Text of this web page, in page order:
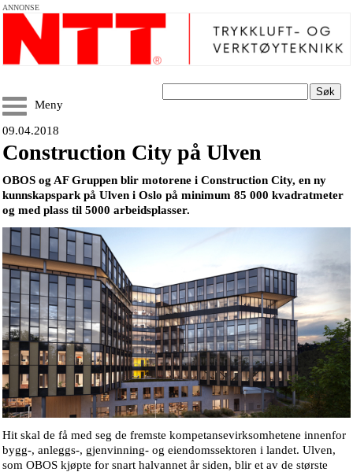
ANNONSE
Søk
Meny
09.04.2018
Construction City på Ulven
OBOS og AF Gruppen blir motorene i Construction City, en ny
kunnskapspark på Ulven i Oslo på minimum 85 000 kvadratmeter
og med plass til 5000 arbeidsplasser.
Hit skal de få med seg de fremste kompetansevirksomhetene innenfor
bygg-, anleggs-, gjenvinning- og eiendomssektoren i landet. Ulven,
som OBOS kjøpte for snart halvannet år siden, blir et av de største